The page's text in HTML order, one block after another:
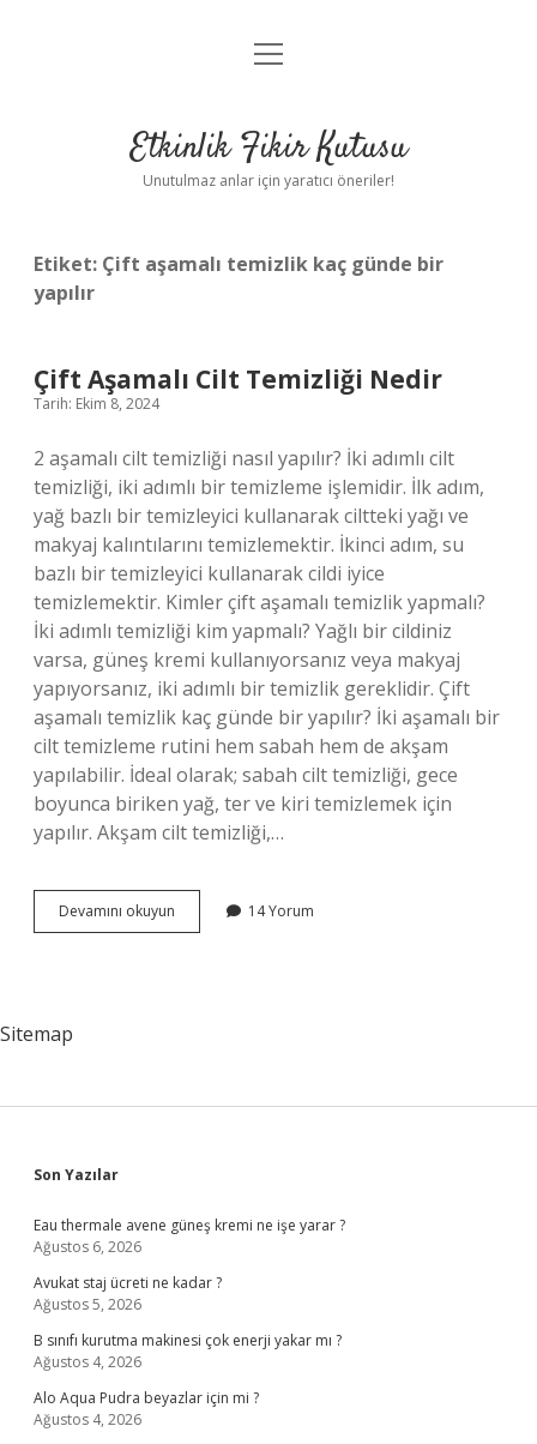
Anasayfa
Yasal Uyarı
menüyü
Etkinlik Fikir Kutusu
Unutulmaz anlar için yaratıcı öneriler!
Etiket: Çift aşamalı temizlik kaç günde bir
yapılır
Çift Aşamalı Cilt Temizliği Nedir
Tarih: Ekim 8, 2024
2 aşamalı cilt temizliği nasıl yapılır? İki adımlı cilt
temizliği, iki adımlı bir temizleme işlemidir. İlk adım,
yağ bazlı bir temizleyici kullanarak ciltteki yağı ve
makyaj kalıntılarını temizlemektir. İkinci adım, su
bazlı bir temizleyici kullanarak cildi iyice
temizlemektir. Kimler çift aşamalı temizlik yapmalı?
İki adımlı temizliği kim yapmalı? Yağlı bir cildiniz
varsa, güneş kremi kullanıyorsanız veya makyaj
yapıyorsanız, iki adımlı bir temizlik gereklidir. Çift
aşamalı temizlik kaç günde bir yapılır? İki aşamalı bir
cilt temizleme rutini hem sabah hem de akşam
yapılabilir. İdeal olarak; sabah cilt temizliği, gece
boyunca biriken yağ, ter ve kiri temizlemek için
yapılır. Akşam cilt temizliği,…
Devamını okuyun
Aşamalı
14 Yorum
Sitemap
Sidebar
Son Yazılar
Eau thermale avene güneş kremi ne işe yarar ?
Ağustos 6, 2026
Avukat staj ücreti ne kadar ?
Ağustos 5, 2026
B sınıfı kurutma makinesi çok enerji yakar mı ?
Ağustos 4, 2026
Alo Aqua Pudra beyazlar için mi ?
Ağustos 4, 2026